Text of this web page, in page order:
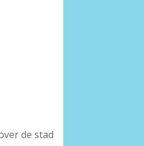
de stad